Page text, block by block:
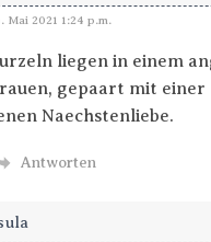
Mai 2021 1:24 p.m.
liegen in einem
gepaart mit einer
Naechstenliebe.
Antworten